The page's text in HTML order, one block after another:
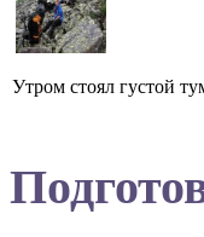
Утром стоял густой